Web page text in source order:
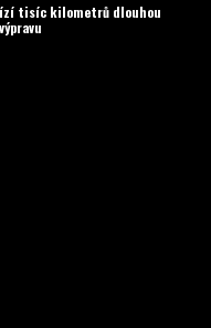
tisíc kilometrů dlouhou